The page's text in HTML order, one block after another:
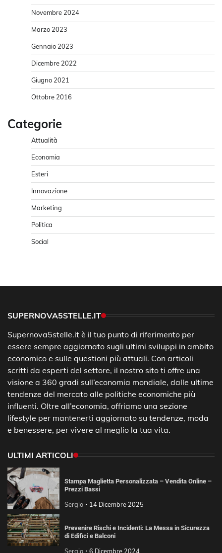
Novembre 2024
Marzo 2023
Gennaio 2023
Dicembre 2022
Giugno 2021
Ottobre 2016
Categorie
Attualità
Economia
Esteri
Innovazione
Marketing
Politica
Social
SUPERNOVA5STELLE.IT
Supernova5stelle.it è il tuo punto di riferimento per
essere sempre aggiornato sugli ultimi sviluppi in ambito
economico e sulle questioni più attuali. Con articoli
scritti da esperti del settore, il nostro sito ti offre una
visione a 360 gradi sull’economia mondiale, dalle ultime
tendenze del mercato alle politiche economiche più
influenti. Oltre all’economia, offriamo una sezione
lifestyle per mantenerti aggiornato su tendenze, moda
e benessere, per vivere al meglio la tua vita.
ULTIMI ARTICOLI
Stampa Maglietta Personalizzata – Vendita Online –
Prezzi Bassi
Sergio 14 Dicembre 2025
Prevenire Rischi e Incidenti: La Messa in Sicurezza
di Edifici e Balconi
Sergio 6 Dicembre 2024